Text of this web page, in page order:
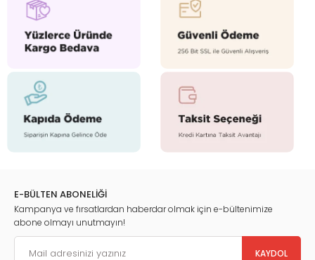
E-BÜLTEN ABONELİĞİ
Kampanya ve fırsatlardan haberdar olmak için e-bültenimize
abone olmayı unutmayın!
KAYDOL